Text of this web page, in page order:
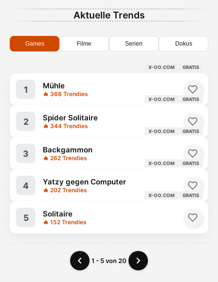
Aktuelle Trends
Games Filme Serien Dokus
X-OO.COM GRATIS
1 Mühle
🔥 368 Trendies
X-OO.COM GRATIS
2 Spider Solitaire
🔥 344 Trendies
X-OO.COM GRATIS
3 Backgammon
🔥 262 Trendies
X-OO.COM GRATIS
4 Yatzy gegen Computer
🔥 202 Trendies
X-OO.COM GRATIS
5 Solitaire
🔥 152 Trendies
1 - 5 von 20